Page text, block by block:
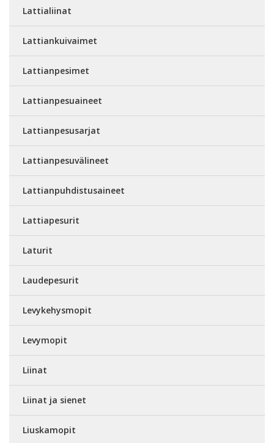
Lattialiinat
Lattiankuivaimet
Lattianpesimet
Lattianpesuaineet
Lattianpesusarjat
Lattianpesuvälineet
Lattianpuhdistusaineet
Lattiapesurit
Laturit
Laudepesurit
Levykehysmopit
Levymopit
Liinat
Liinat ja sienet
Liuskamopit